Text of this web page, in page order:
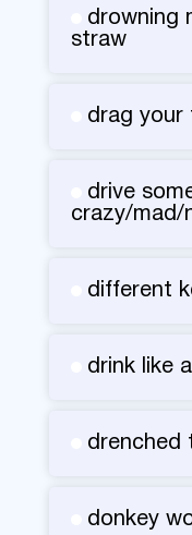
drowning
straw
drag your
drive
crazy/mad/
different
drink like
drenched
donkey